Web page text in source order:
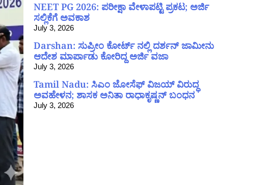
NEET PG 2026: ಪರೀಕ್ಷಾ ವೇಳಾಪಟ್ಟಿ ಪ್ರಕಟ; ಅರ್ಜಿ
ಸಲ್ಲಿಕೆಗೆ ಅವಕಾಶ
July 3, 2026
Darshan: ಸುಪ್ರೀಂ ಕೋರ್ಟ್ ನಲ್ಲಿ ದರ್ಶನ್ ಜಾಮೀನು
ಆದೇಶ ಮಾರ್ಪಾಡು ಕೋರಿದ್ದ ಅರ್ಜಿ ವಜಾ
July 3, 2026
Tamil Nadu: ಸಿಎಂ ಜೋಸೆಫ್ ವಿಜಯ್ ವಿರುದ್ಧ
ಅವಹೇಳನ; ಶಾಸಕ ಅನಿತಾ ರಾಧಾಕೃಷ್ಣನ್ ಬಂಧನ
July 3, 2026